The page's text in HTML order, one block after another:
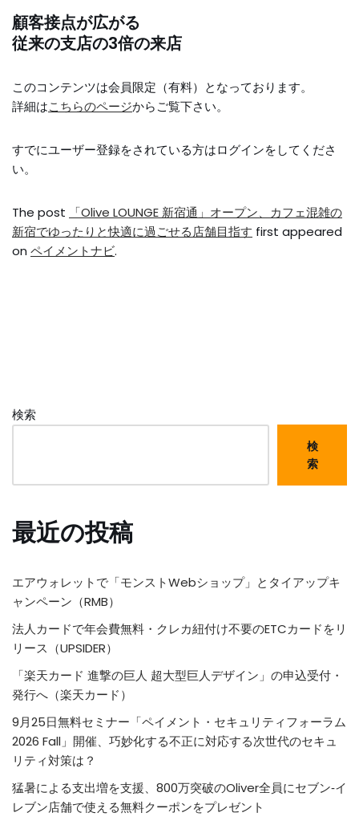
顧客接点が広がる
従来の支店の3倍の来店
このコンテンツは会員限定（有料）となっております。
詳細はこちらのページからご覧下さい。
すでにユーザー登録をされている方はログインをしてくださ
い。
The post
「Olive LOUNGE 新宿通」オープン、カフェ混雑の
新宿でゆったりと快適に過ごせる店舗目指す first appeared
on ペイメントナビ.
検索
検
索
最近の投稿
エアウォレットで「モンストWebショップ」とタイアップキ
ャンペーン（RMB）
法人カードで年会費無料・クレカ紐付け不要のETCカードをリ
リース（UPSIDER）
「楽天カード 進撃の巨人 超大型巨人デザイン」の申込受付・
発行へ（楽天カード）
9月25日無料セミナー「ペイメント・セキュリティフォーラム
2026 Fall」開催、巧妙化する不正に対応する次世代のセキュ
リティ対策は？
猛暑による支出増を支援、800万突破のOliver全員にセブン‐イ
レブン店舗で使える無料クーポンをプレゼント